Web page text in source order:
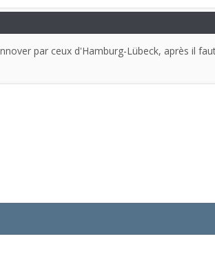
par ceux d'Hamburg-Lübeck, après il